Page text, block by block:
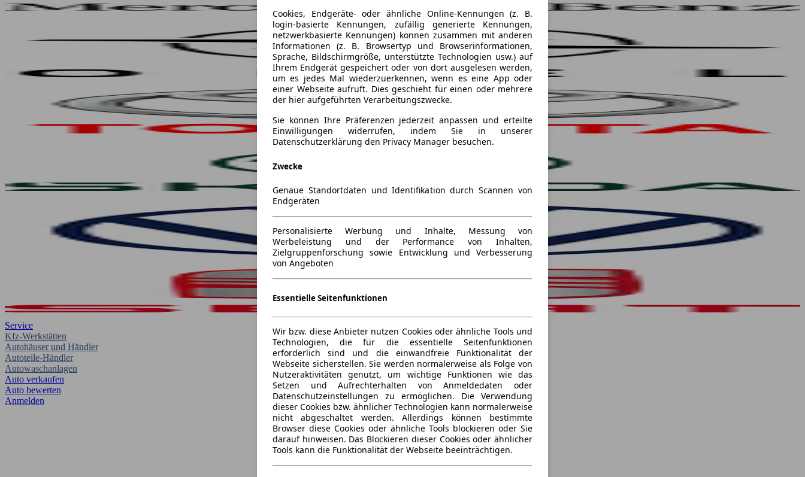
Service
Kfz-Werkstätten
Autohäuser und Händler
Autoteile-Händler
Autowaschanlagen
Auto verkaufen
Auto bewerten
Anmelden
Cookies, Endgeräte- oder ähnliche Online-Kennungen (z. B.
login-basierte Kennungen, zufällig generierte Kennungen,
netzwerkbasierte Kennungen) können zusammen mit anderen
Informationen (z. B. Browsertyp und Browserinformationen,
Sprache, Bildschirmgröße, unterstützte Technologien usw.) auf
Ihrem Endgerät gespeichert oder von dort ausgelesen werden,
um es jedes Mal wiederzuerkennen, wenn es eine App oder
einer Webseite aufruft. Dies geschieht für einen oder mehrere
der hier aufgeführten Verarbeitungszwecke.
Sie können Ihre Präferenzen jederzeit anpassen und erteilte
Einwilligungen widerrufen, indem Sie in unserer
Datenschutzerklärung den Privacy Manager besuchen.
Zwecke
Genaue Standortdaten und Identifikation durch Scannen von
Endgeräten
Personalisierte Werbung und Inhalte, Messung von
Werbeleistung und der Performance von Inhalten,
Zielgruppenforschung sowie Entwicklung und Verbesserung
von Angeboten
Essentielle Seitenfunktionen
Wir bzw. diese Anbieter nutzen Cookies oder ähnliche Tools und
Technologien, die für die essentielle Seitenfunktionen
erforderlich sind und die einwandfreie Funktionalität der
Webseite sicherstellen. Sie werden normalerweise als Folge von
Nutzeraktivitäten genutzt, um wichtige Funktionen wie das
Setzen und Aufrechterhalten von Anmeldedaten oder
Datenschutzeinstellungen zu ermöglichen. Die Verwendung
dieser Cookies bzw. ähnlicher Technologien kann normalerweise
nicht abgeschaltet werden. Allerdings können bestimmte
Browser diese Cookies oder ähnliche Tools blockieren oder Sie
darauf hinweisen. Das Blockieren dieser Cookies oder ähnlicher
Tools kann die Funktionalität der Webseite beeinträchtigen.